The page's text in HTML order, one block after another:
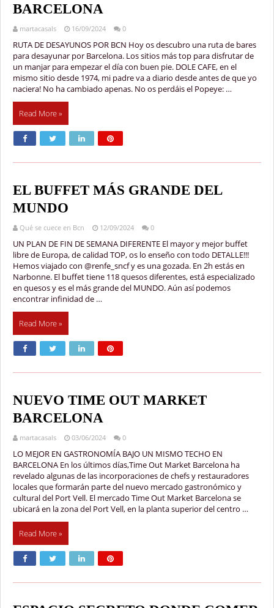
BARCELONA
martacasals 16/09/2024 0
RUTA DE DESAYUNOS POR BCN Hoy os descubro una ruta de bares
para desayunar por Barcelona. Los sitios más top para disfrutar de
un manjar para empezar el día con buen pie. DOLE CAFE, en el
mismo sitio desde 1974, mi padre va a diario desde antes de que yo
naciera! No ha cambiado apenas. No os perdáis el Popeye: …
Read More »
EL BUFFET MÁS GRANDE DEL
MUNDO
Qué se cuece en Bcn 12/09/2024 0
UN PLAN DE FIN DE SEMANA DIFERENTE El mayor y mejor buffet
libre de Europa, de calidad TOP, os lo enseño con todo DETALLE!!!
Hemos viajado con @renfe_sncf y es una gozada. En 2h estás en
Narbonne. El buffet tiene 118 quesos diferentes, está especializado
en quesos y es el más grande del MUNDO. Aún así podemos
encontrar infinidad de …
Read More »
NUEVO TIME OUT MARKET
BARCELONA
martacasals 03/06/2024 0
LO MEJOR EN GASTRONOMÍA BAJO UN MISMO TECHO EN
BARCELONA En los últimos días,Time Out Market Barcelona ha
revelado algunas de las incorporaciones de chefs y restauradores
locales que formarán parte del nuevo mercado gastronómico y
cultural del Port Vell. El mercado Time Out Market Barcelona se
ubicará en la zona del Port Vell, en la planta superior del centro …
Read More »